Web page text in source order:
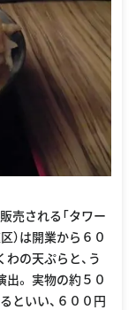
売される「タワー
）は開業から６０
の天ぷらと、う
。 実物の約５０
といい、６００円